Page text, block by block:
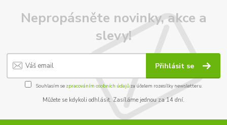
Nepropásněte novinky, akce a
slevy!
Přihlásit se
Souhlasím se zpracováním osobních údajůza účelem rozesílky newsletteru.
Můžete se kdykoli odhlásit. Zasíláme jednou za 14 dní.